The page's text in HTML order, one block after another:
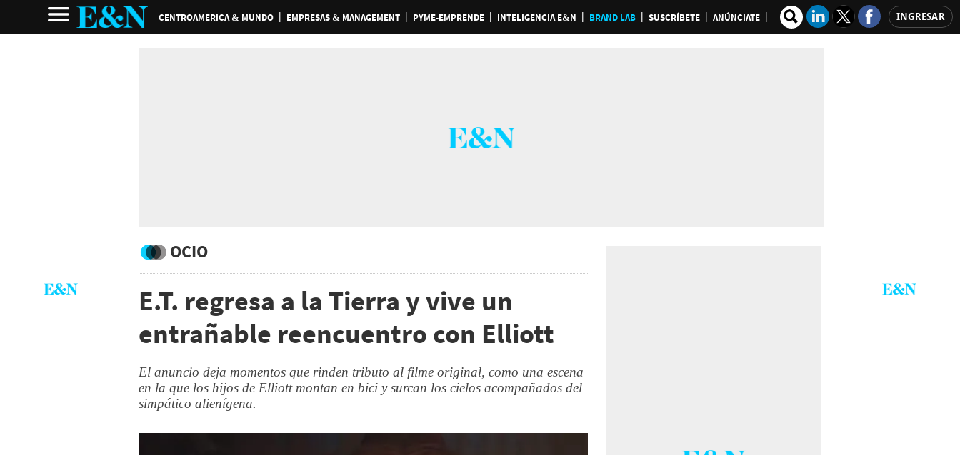
CENTROAMERICA & MUNDO EMPRESAS & MANAGEMENT PYME-EMPRENDE INTELIGENCIA E&N BRAND LAB SUSCRÍBETE ANÚNCIATE INGRESAR
OCIO
E.T. regresa a la Tierra y vive un
entrañable reencuentro con Elliott
El anuncio deja momentos que rinden tributo al filme original, como una escena
en la que los hijos de Elliott montan en bici y surcan los cielos acompañados del
simpático alienígena.